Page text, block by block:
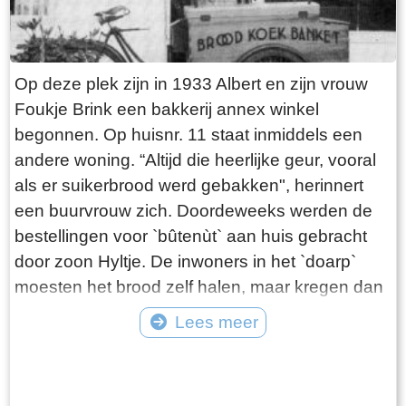
Op deze plek zijn in 1933 Albert en zijn vrouw
Foukje Brink een bakkerij annex winkel
begonnen. Op huisnr. 11 staat inmiddels een
andere woning. “Altijd die heerlijke geur, vooral
als er suikerbrood werd gebakken", herinnert
een buurvrouw zich. Doordeweeks werden de
bestellingen voor `bûtenùt` aan huis gebracht
door zoon Hyltje. De inwoners in het `doarp`
moesten het brood zelf halen, maar kregen dan
wel als beloning een stuk `koarstekoeke` mee.
Dit was een soort kruidkoek, waar de bakker de
Lees meer